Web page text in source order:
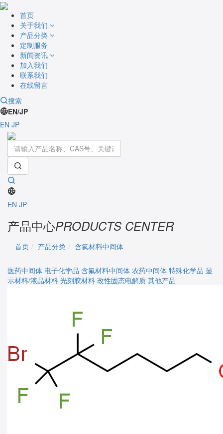
首页
关于我们
产品分类
定制服务
新闻资讯
加入我们
联系我们
在线留言
搜索
EN/JP
EN JP
EN JP
产品中心PRODUCTS CENTER
首页 产品分类 含氟材料中间体
医药中间体 电子化学品 含氟材料中间体 农药中间体 特殊化学品 显
示材料/液晶材料 光刻胶材料 改性固态电解质 其他产品